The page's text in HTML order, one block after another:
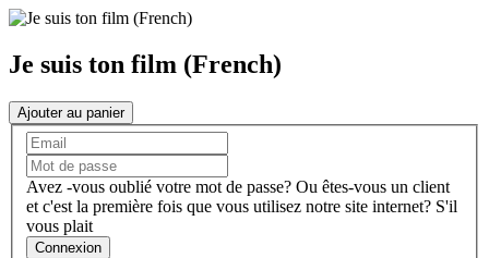
Je suis ton film (French)
Ajouter au panier
Avez -vous oublié votre mot de passe? Ou êtes-vous un client
et c'est la première fois que vous utilisez notre site internet? S'il
vous plait
Connexion